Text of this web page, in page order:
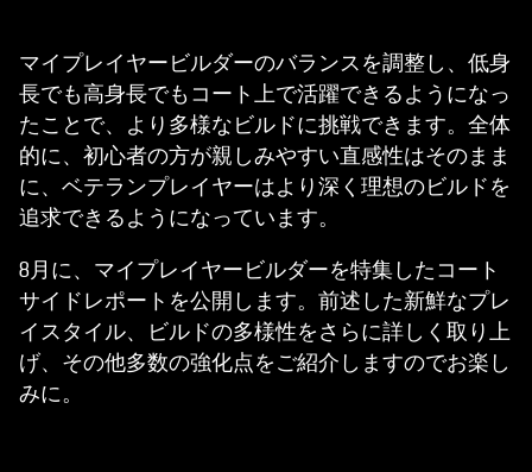
マイプレイヤービルダーのバランスを調整し、低身
長でも高身長でもコート上で活躍できるようになっ
たことで、より多様なビルドに挑戦できます。全体
的に、初心者の方が親しみやすい直感性はそのまま
に、ベテランプレイヤーはより深く理想のビルドを
追求できるようになっています。
8月に、マイプレイヤービルダーを特集したコート
サイドレポートを公開します。前述した新鮮なプレ
イスタイル、ビルドの多様性をさらに詳しく取り上
げ、その他多数の強化点をご紹介しますのでお楽し
みに。